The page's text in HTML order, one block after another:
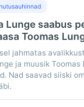
Lunge saabus
Toomas
jahmatas
ja muusik Toomas
Nad saavad siiski